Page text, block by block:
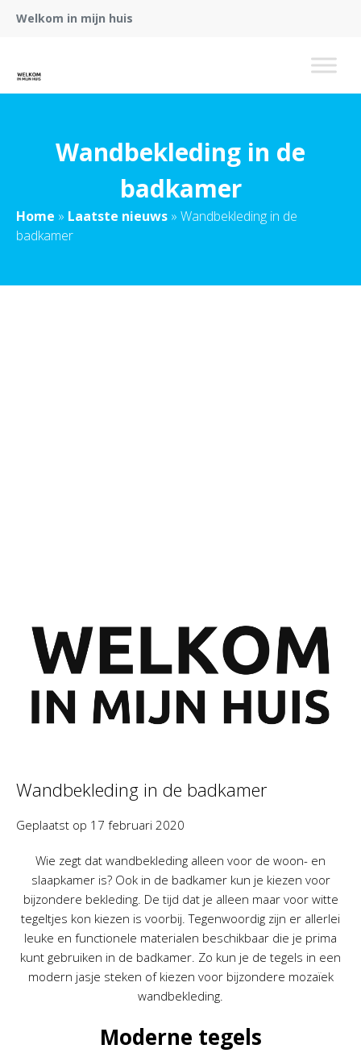
Welkom in mijn huis
Wandbekleding in de
badkamer
Home » Laatste nieuws » Wandbekleding in de
badkamer
Wandbekleding in de badkamer
Geplaatst op 17 februari 2020
Wie zegt dat wandbekleding alleen voor de woon- en
slaapkamer is? Ook in de badkamer kun je kiezen voor
bijzondere bekleding. De tijd dat je alleen maar voor witte
tegeltjes kon kiezen is voorbij. Tegenwoordig zijn er allerlei
leuke en functionele materialen beschikbaar die je prima
kunt gebruiken in de badkamer. Zo kun je de tegels in een
modern jasje steken of kiezen voor bijzondere mozaïek
wandbekleding.
Moderne tegels